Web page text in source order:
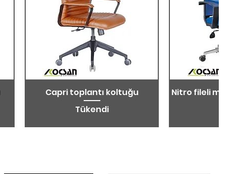
Capri toplantı koltuğu
Tükendi
Nitro fileli metal